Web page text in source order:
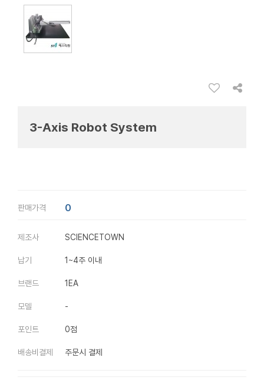
3-Axis Robot System
판매가격 0
제조사 SCIENCETOWN
납기 1~4주 이내
브랜드 1EA
모델 -
포인트 0점
배송비결제 주문시 결제